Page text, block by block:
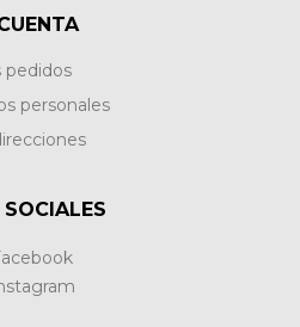
pedidos
personales
SOCIALES